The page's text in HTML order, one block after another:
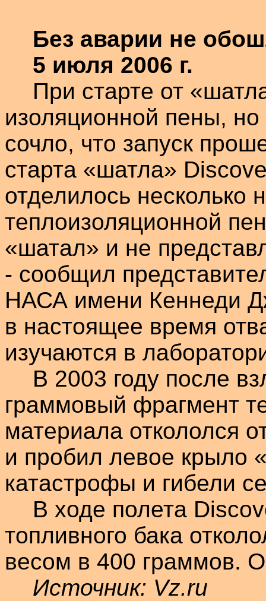
Без аварии не
5 июля 2006 г.
При старте от «
изоляционной пены, но
сочло, что запуск
старта «шатла»
отделилось несколько
теплоизоляционной
«шатал» и не
- сообщил
НАСА имени Кеннеди
в настоящее время
изучаются в
В 2003 году после
граммовый фрагмент
материала откололся
и пробил левое крыло
катастрофы и гибели
В ходе полета
топливного бака
весом в 400 граммов.
Источник: Vz.ru